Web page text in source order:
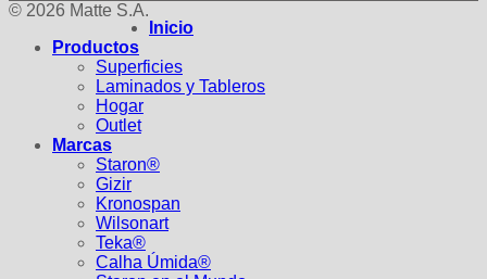
© 2026 Matte S.A.
Inicio
Productos
Superficies
Laminados y Tableros
Hogar
Outlet
Marcas
Staron®
Gizir
Kronospan
Wilsonart
Teka®
Calha Úmida®